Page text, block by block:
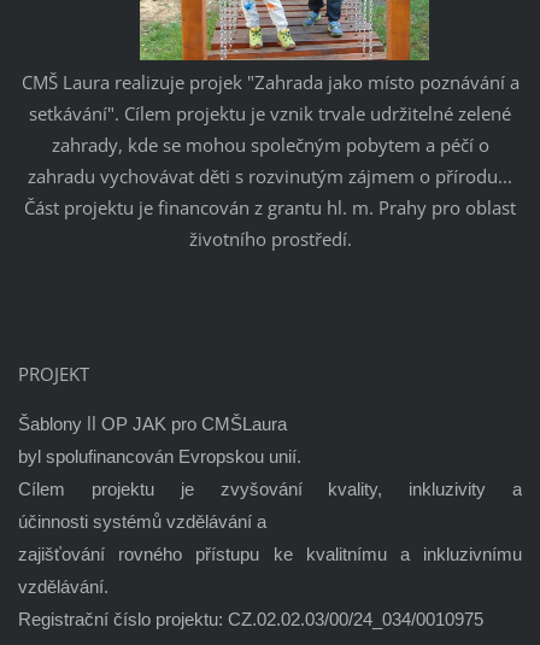
CMŠ Laura realizuje projek "Zahrada jako místo poznávání a
setkávání". Cílem projektu je vznik trvale udržitelné zelené
zahrady, kde se mohou společným pobytem a péčí o
zahradu vychovávat děti s rozvinutým zájmem o přírodu...
Část projektu je financován z grantu hl. m. Prahy pro oblast
životního prostředí.
PROJEKT
Šablony ll OP JAK pro CMŠLaura
byl spolufinancován Evropskou unií.
Cílem projektu je zvyšování kvality, inkluzivity a
účinnosti systémů vzdělávání a
zajišťování rovného přístupu ke
kvalitnímu a inkluzivnímu
vzdělávání.
Registrační číslo projektu: CZ.02.02.03/00/24_034/0010975